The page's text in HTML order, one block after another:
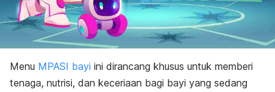
Menu MPASI bayi ini dirancang khusus untuk memberi
tenaga, nutrisi, dan keceriaan bagi bayi yang sedang